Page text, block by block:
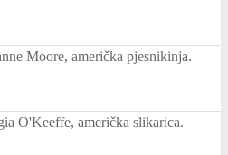
Moore, američka pjesnikinja.
O'Keeffe, američka slikarica.